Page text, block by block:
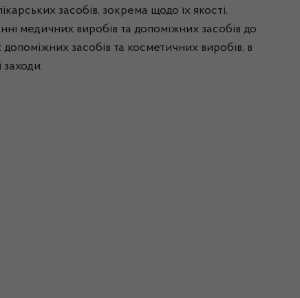
засобів, зокрема щодо їх якості,
медичних виробів та допоміжних засобів до
засобів та косметичних виробів, в